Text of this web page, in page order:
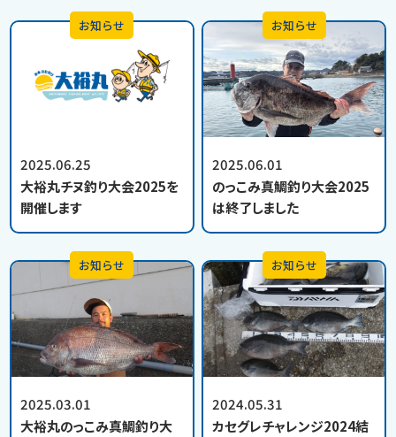
2025.06.25
大裕丸チヌ釣り大会2025を
開催します
お知らせ
2025.06.01
のっこみ真鯛釣り大会2025
は終了しました
お知らせ
2025.03.01
大裕丸のっこみ真鯛釣り大
お知らせ
2024.05.31
カセグレチャレンジ2024結
お知らせ